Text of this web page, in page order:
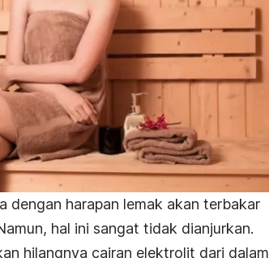
dengan harapan lemak akan terbakar
hal ini sangat tidak dianjurkan.
hilangnya cairan elektrolit dari dalam